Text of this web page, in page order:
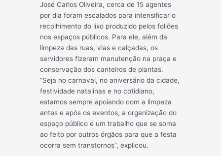
José Carlos Oliveira, cerca de 15 agentes
por dia foram escalados para intensificar o
recolhimento do lixo produzido pelos foliões
nos espaços públicos. Para ele, além da
limpeza das ruas, vias e calçadas, os
servidores fizeram manutenção na praça e
conservação dos canteiros de plantas.
“Seja no carnaval, no aniversário da cidade,
festividade natalinas e no cotidiano,
estamos sempre apoiando com a limpeza
antes e após os eventos, a organização do
espaço público é um trabalho que se soma
ao feito por outros órgãos para que a festa
ocorra sem transtornos”, explicou.